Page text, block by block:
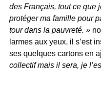
des Français, tout ce que
protéger ma famille pour
tour dans la pauvreté. »
larmes aux yeux, il s’est
ses quelques cartons en
collectif mais il sera, je